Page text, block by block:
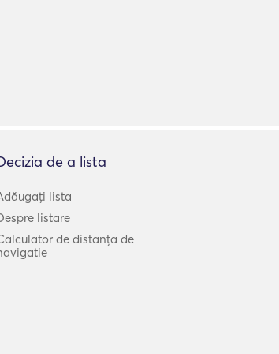
de a lista
lista
listare
de distanța de